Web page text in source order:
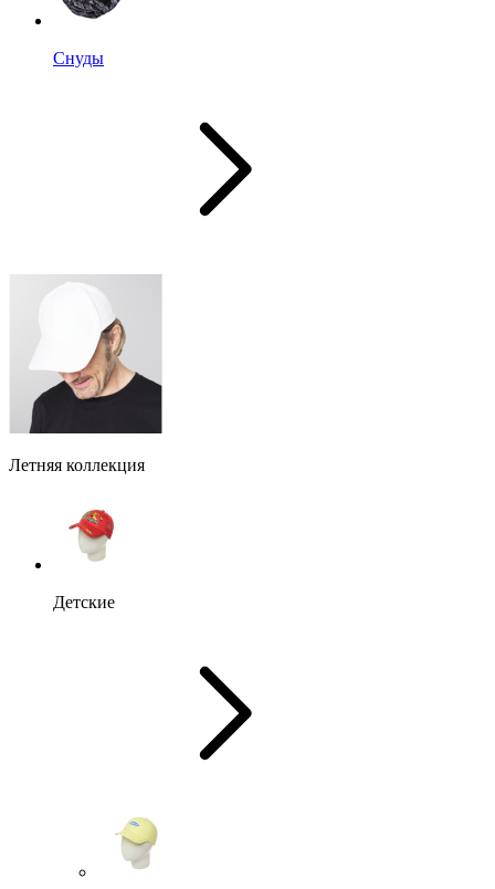
Снуды
Летняя коллекция
Детские